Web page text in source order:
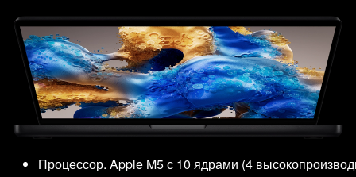
Процессор. Apple M5 с 10 ядрами (4